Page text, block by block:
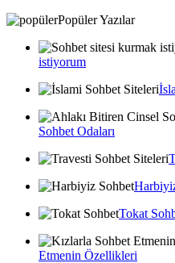
Popüler Yazılar
istiyorum
Sohbet Odaları
Tokat
Etmenin Özellikleri